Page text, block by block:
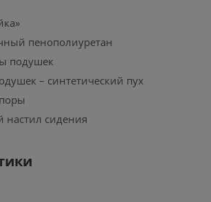
пенополиуретан
подушек
– синтетический пух
настил сидения